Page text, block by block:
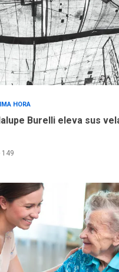
operativa con flota
vehicular de 60
adquiridas en un
gestión
REGIONALES ÚLTIMA HORA
«Juan Bautista
la altura de Macho
trabajan en
creación y manejo
estadísticas de
HORA
Burelli eleva sus
149